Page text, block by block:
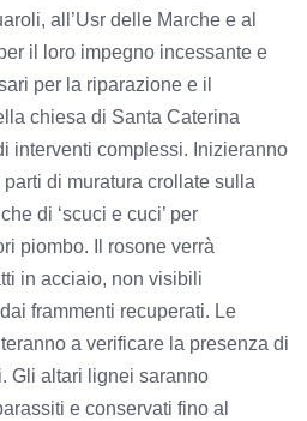
all’Usr delle Marche e al
il loro impegno incessante e
per la riparazione e il
chiesa di Santa Caterina
interventi complessi. Inizieranno
di muratura crollate sulla
di ‘scuci e cuci’ per
piombo. Il rosone verrà
in acciaio, non visibili
frammenti recuperati. Le
a verificare la presenza di
Gli altari lignei saranno
e conservati fino al